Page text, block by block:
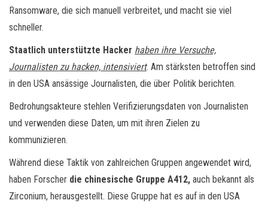
Ransomware, die sich manuell verbreitet, und macht sie viel
schneller.
Staatlich unterstützte Hacker haben ihre Versuche,
Journalisten zu hacken, intensiviert. Am stärksten betroffen sind
in den USA ansässige Journalisten, die über Politik berichten.
Bedrohungsakteure stehlen Verifizierungsdaten von Journalisten
und verwenden diese Daten, um mit ihren Zielen zu
kommunizieren.
Während diese Taktik von zahlreichen Gruppen angewendet wird,
haben Forscher die chinesische Gruppe A412, auch bekannt als
Zirconium, herausgestellt. Diese Gruppe hat es auf in den USA